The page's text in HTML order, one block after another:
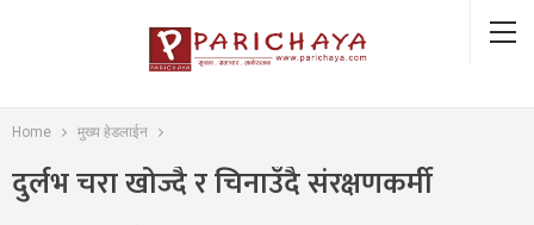
Home मुख्य हेडलाईन
दुर्लभ चरा खोज्दै र चिनाउँदै संरक्षणकर्मी